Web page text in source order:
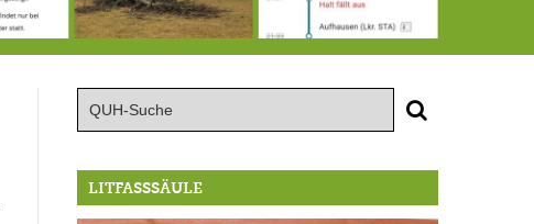
LITFASSSÄULE